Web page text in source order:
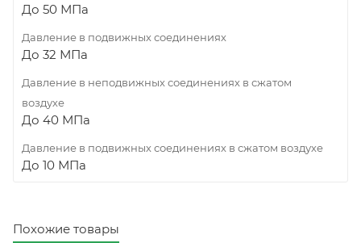
До 50 МПа
Давление в подвижных соединениях
До 32 МПа
Давление в неподвижных соединениях в сжатом
воздухе
До 40 МПа
Давление в подвижных соединениях в сжатом воздухе
До 10 МПа
Похожие товары